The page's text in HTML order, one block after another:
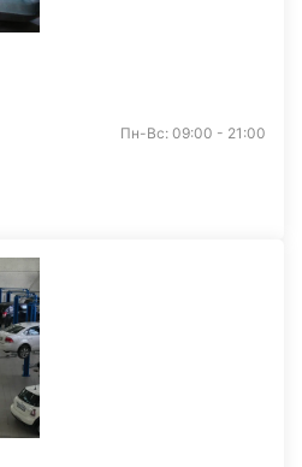
Пн-Вс: 09:00 - 21:00